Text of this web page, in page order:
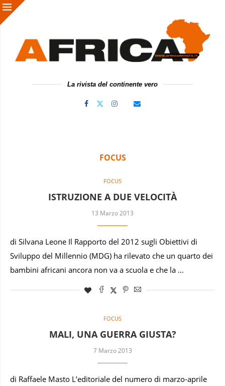
La rivista del continente vero
FOCUS
FOCUS
ISTRUZIONE A DUE VELOCITÀ
13 Marzo 2013
di Silvana Leone Il Rapporto del 2012 sugli Obiettivi di
Sviluppo del Millennio (MDG) ha rilevato che un quarto dei
bambini africani ancora non va a scuola e che la …
FOCUS
MALI, UNA GUERRA GIUSTA?
7 Marzo 2013
di Raffaele Masto L’editoriale del numero di marzo-aprile